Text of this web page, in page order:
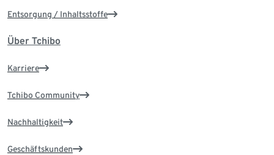
Entsorgung / Inhaltsstoffe
Über Tchibo
Karriere
Tchibo Community
Nachhaltigkeit
Geschäftskunden